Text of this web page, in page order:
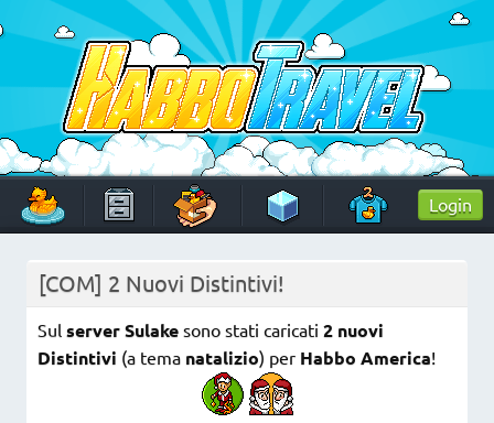
to
content
HabboTravel
Un viaggio di pixel!
Login
[COM] 2 Nuovi Distintivi!
Sul server Sulake sono stati caricati 2 nuovi
Distintivi (a tema natalizio) per Habbo America!